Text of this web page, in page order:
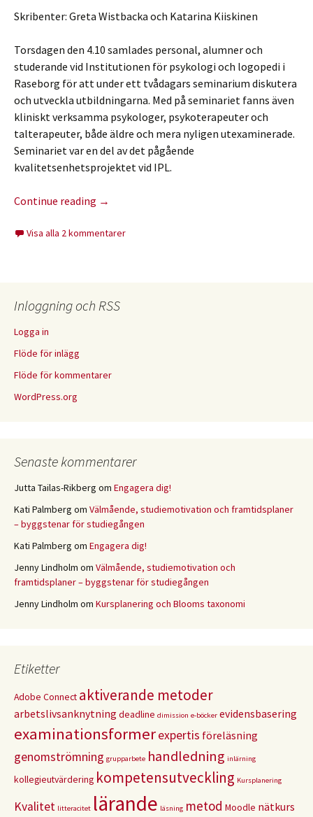
Skribenter: Greta Wistbacka och Katarina Kiiskinen
Torsdagen den 4.10 samlades personal, alumner och
studerande vid Institutionen för psykologi och logopedi i
Raseborg för att under ett tvådagars seminarium diskutera
och utveckla utbildningarna. Med på seminariet fanns även
kliniskt verksamma psykologer, psykoterapeuter och
talterapeuter, både äldre och mera nyligen utexaminerade.
Seminariet var en del av det pågående
kvalitetsenhetsprojektet vid IPL.
Continue reading →
Visa alla 2 kommentarer
Inloggning och RSS
Logga in
Flöde för inlägg
Flöde för kommentarer
WordPress.org
Senaste kommentarer
Jutta Tailas-Rikberg om Engagera dig!
Kati Palmberg om Välmående, studiemotivation och framtidsplaner
– byggstenar för studiegången
Kati Palmberg om Engagera dig!
Jenny Lindholm om Välmående, studiemotivation och
framtidsplaner – byggstenar för studiegången
Jenny Lindholm om Kursplanering och Blooms taxonomi
Etiketter
Adobe Connect aktiverande metoder
arbetslivsanknytning deadline dimission e-böcker evidensbasering
examinationsformerexpertis föreläsning
genomströmning grupparbete handledning inlärning
kollegieutvärdering kompetensutveckling Kursplanering
Kvalitet litteracitet lärande läsning metod Moodle nätkurs